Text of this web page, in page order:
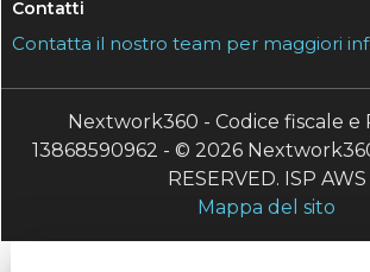
Contatti
Contatta il nostro team per maggiori
Nextwork360 - Codice fiscale e
13868590962 - © 2026
RESERVED. ISP AWS
Mappa del sito